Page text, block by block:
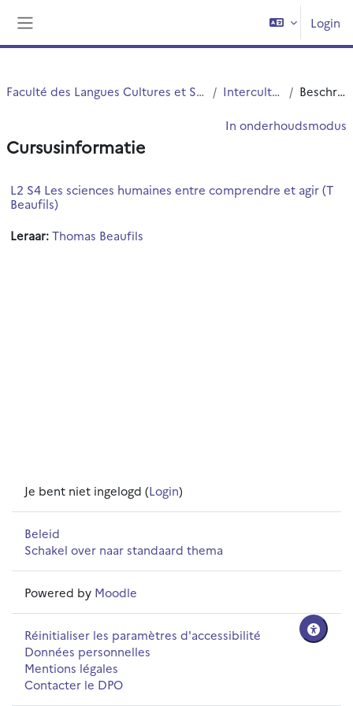
Login
Faculté des Langues Cultures et Sociétés (FLCS) Interculturalité Beschrijving
In onderhoudsmodus
Cursusinformatie
L2 S4 Les sciences humaines entre comprendre et agir (T
Beaufils)
Leraar:Thomas Beaufils
Je bent niet ingelogd (Login)
Beleid
Schakel over naar standaard thema
Powered by Moodle
Réinitialiser les paramètres d'accessibilité
Données personnelles
Mentions légales
Contacter le DPO